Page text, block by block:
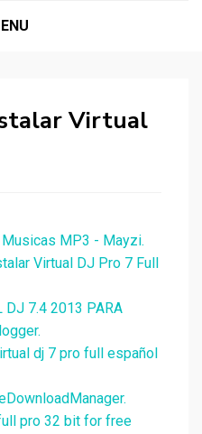
Virtual
MP3 - Mayzi.
Virtual DJ Pro 7 Full
DJ 7.4 2013 PARA
dj 7 pro full español
pro 32 bit for free